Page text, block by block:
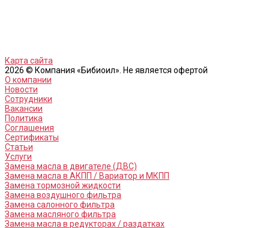
Карта сайта
2026 © Компания «Бибиоил». Не является офертой
О компании
Новости
Сотрудники
Вакансии
Политика
Соглашения
Сертификаты
Статьи
Услуги
Замена масла в двигателе (ДВС)
Замена масла в АКПП / Вариатор и МКПП
Замена тормозной жидкости
Замена воздушного фильтра
Замена салонного фильтра
Замена масляного фильтра
Замена масла в редукторах / раздатках